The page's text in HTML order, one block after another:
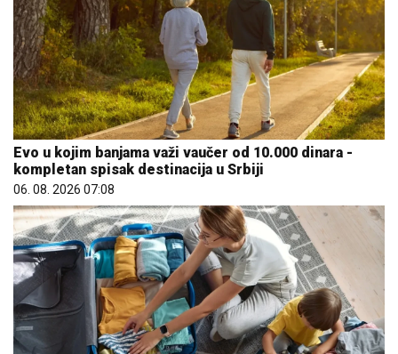
Evo u kojim banjama važi vaučer od 10.000 dinara -
kompletan spisak destinacija u Srbiji
06. 08. 2026 07:08